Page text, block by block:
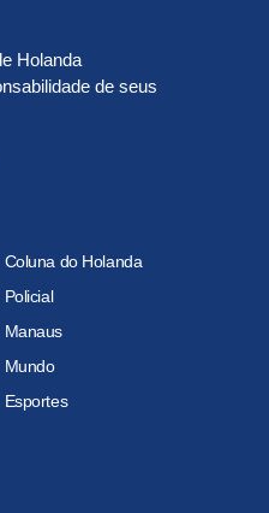
Holanda
de seus
Coluna do Holanda
Policial
Manaus
Mundo
Esportes